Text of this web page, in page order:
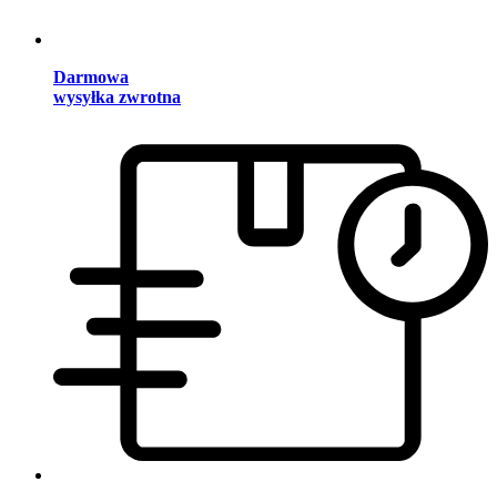
Darmowa
wysyłka zwrotna